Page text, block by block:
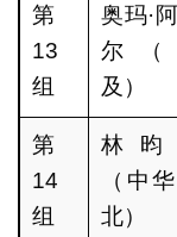
第
13
组
奥玛·
尔（
及）
第
14
组
林昀
（中
北）